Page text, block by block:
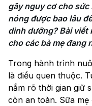
gây nguy cơ cho sức
nóng được bao lâu
dinh dưỡng? Bài
cho các bà mẹ đang
Trong hành trình
là điều quen thuộc.
nắm rõ thời gian giữ
còn an toàn. Sữa